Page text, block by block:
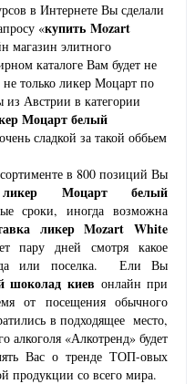
в Интернете Вы сделали
«купить Mozart
магазин элитного
каталоге Вам будет не
не только ликер Моцарт по
Австрии в категории
Моцарт белый
сладкой за такой оббьем
в 800 позиций Вы
ликер Моцарт белый
сроки, иногда возможна
ликерMozart White
пару дней смотря какое
или поселка. Ели Вы
шоколад киев онлайн при
от посещения обычного
в подходящее место,
алкоголя «Алкотренд» будет
Вас о тренде ТОП-овых
продукции со всего мира.